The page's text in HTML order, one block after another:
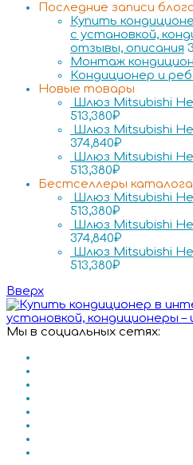
Последние записи
Купить
с установкой,
отзывы, описания
Монтаж
Кондиционер и
Новые товары
Шлюз Mitsubishi
513,380₽
Шлюз Mitsubishi
374,840₽
Шлюз Mitsubishi
513,380₽
Бестселлеры каталога
Шлюз Mitsubishi
513,380₽
Шлюз Mitsubishi
374,840₽
Шлюз Mitsubishi
513,380₽
Вверх
Мы в социальных сетях: